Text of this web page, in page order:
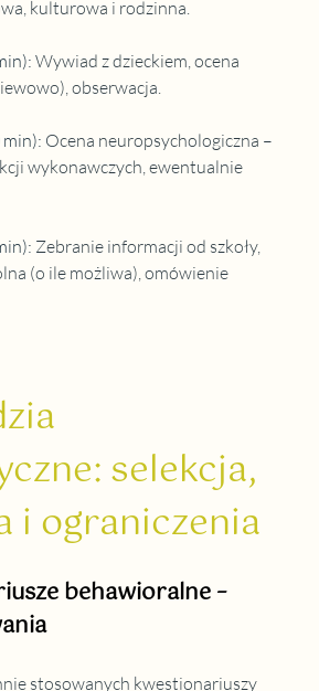
kulturowa i rodzinna.
Wywiad z dzieckiem, ocena
obserwacja.
min): Ocena neuropsychologiczna –
wykonawczych, ewentualnie
Zebranie informacji od szkoły,
(o ile możliwa), omówienie
selekcja,
i ograniczenia
behawioralne –
stosowanych kwestionariuszy